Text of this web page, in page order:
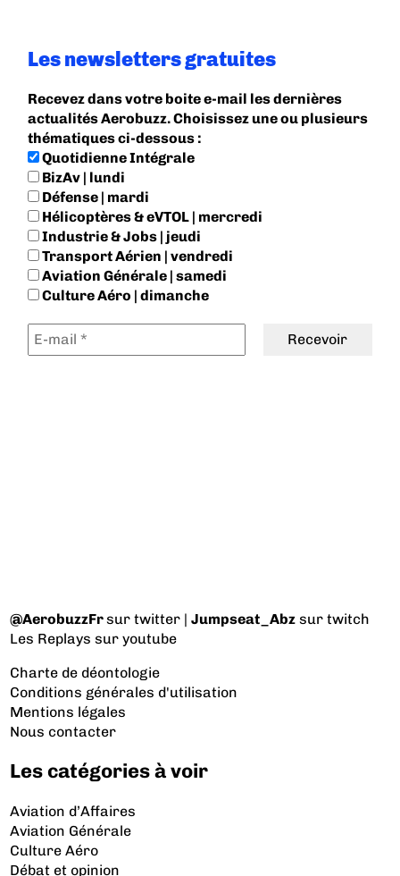
Les newsletters gratuites
Recevez dans votre boite e-mail les dernières
actualités Aerobuzz. Choisissez une ou plusieurs
thématiques ci-dessous :
Quotidienne Intégrale
BizAv | lundi
Défense | mardi
Hélicoptères & eVTOL | mercredi
Industrie & Jobs | jeudi
Transport Aérien | vendredi
Aviation Générale | samedi
Culture Aéro | dimanche
@AerobuzzFrsur twitter |Jumpseat_Abz sur twitch
Les Replays sur youtube
Charte de déontologie
Conditions générales d'utilisation
Mentions légales
Nous contacter
Les catégories à voir
Aviation d’Affaires
Aviation Générale
Culture Aéro
Débat et opinion